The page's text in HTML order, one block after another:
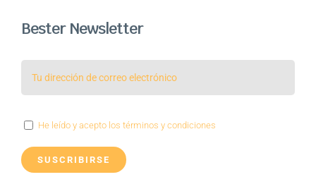
Bester Newsletter
He leído y acepto los términos y condiciones